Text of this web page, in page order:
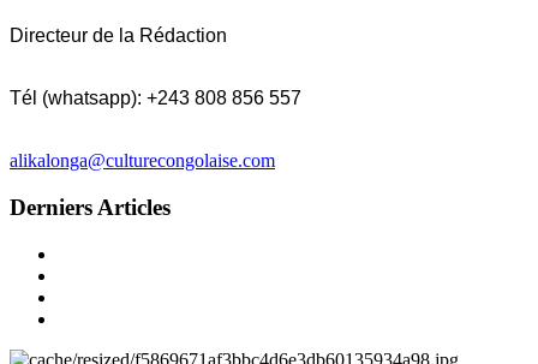
Directeur de la Rédaction
Tél (whatsapp): +243 808 856 557
alikalonga@culturecongolaise.com
Derniers Articles